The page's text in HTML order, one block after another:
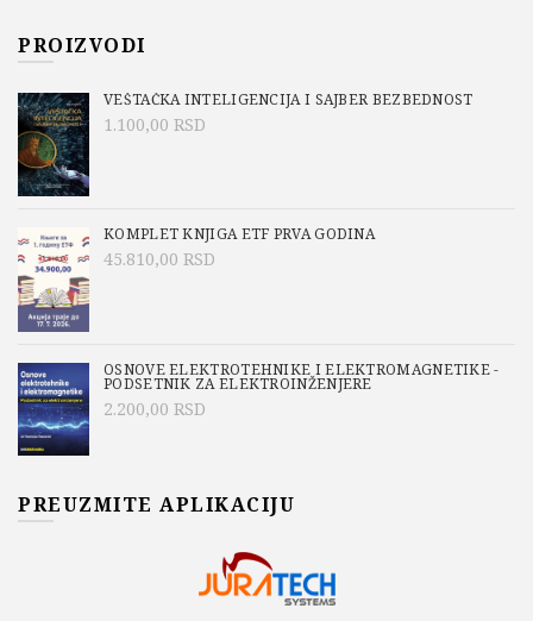
PROIZVODI
VEŠTAČKA INTELIGENCIJA I SAJBER BEZBEDNOST
1.100,00 RSD
KOMPLET KNJIGA ETF PRVA GODINA
45.810,00 RSD
OSNOVE ELEKTROTEHNIKE I ELEKTROMAGNETIKE -
PODSETNIK ZA ELEKTROINŽENJERE
2.200,00 RSD
PREUZMITE APLIKACIJU